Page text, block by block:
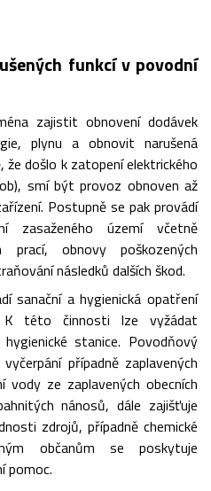
funkcí v povodní
zajistit obnovení dodávek
plynu a obnovit narušená
že došlo k zatopení elektrického
smí být provoz obnoven až
Postupně se pak provádí
zasaženého území včetně
prací, obnovy poškozených
následků dalších škod.
sanační a hygienická opatření
K této činnosti lze vyžádat
stanice. Povodňový
případně zaplavených
vody ze zaplavených obecních
nánosů, dále zajišťuje
zdrojů, případně chemické
občanům se poskytuje
pomoc.